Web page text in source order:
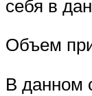
себя в
Объем
В данном